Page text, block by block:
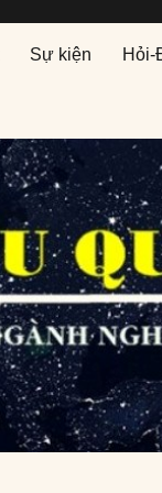
Sự kiện Hỏi-